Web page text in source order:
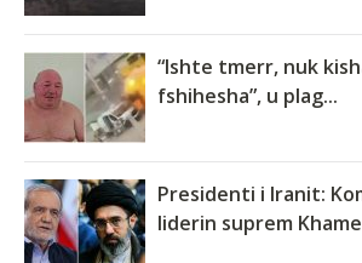
“Ishte tmerr, nuk
fshihesha”, u plag...
Presidenti i Iranit:
liderin suprem